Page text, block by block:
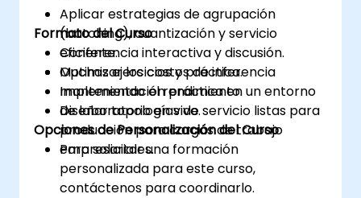
Aplicar estrategias de agrupación
(batching), cuantización y servicio
eficiente.
Optimizar los costos de inferencia
manteniendo el rendimiento.
Diseñar topologías de servicio listas para
producción para cargas de trabajo
empresariales.
Formato del Curso
Conferencia interactiva y discusión.
Muchas ejercicios y práctica.
Implementación práctica en un entorno
de laboratorio en vivo.
Opciones de Personalización del Curso
Para solicitar una formación
personalizada para este curso,
contáctenos para coordinarlo.